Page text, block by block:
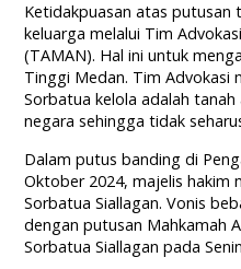
Ketidakpuasan atas
keluarga melalui Tim
(TAMAN). Hal ini untuk
Tinggi Medan. Tim Advokasi
Sorbatua kelola adalah
negara sehingga tidak
Dalam putus banding di
Oktober 2024, majelis hakim
Sorbatua Siallagan. Vonis
dengan putusan Mahkamah
Sorbatua Siallagan pada